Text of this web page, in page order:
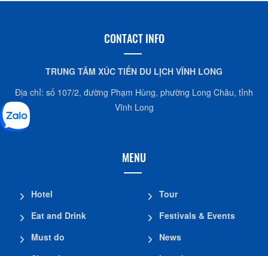
Quầy thuốc Quận
ấp Hiếu Minh B, xã Hiếu Nhơn
02703987324
0987140939
Quầy Thuốc Kim Pho
ấp Tân Quang, xã Hiếu Phụng
CONTACT INFO
TRUNG TÂM XÚC TIẾN DU LỊCH VĨNH LONG
Địa chỉ: số 107/2, đường Phạm Hùng, phường Long Châu, tỉnh
Vĩnh Long
MENU
Hotel
Eat and Drink
Must do
Tour
Festivals & Events
News